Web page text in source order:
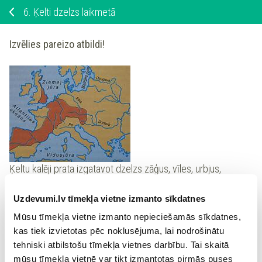
Uzdevumi.lv tīmekļa vietne izmanto sīkdatnes
Mūsu tīmekļa vietne izmanto nepieciešamās sīkdatnes,
kas tiek izvietotas pēc noklusējuma, lai nodrošinātu
tehniski atbilstošu tīmekļa vietnes darbību. Tai skaitā
mūsu tīmekļa vietnē var tikt izmantotas pirmās puses
6. Ķelti dzelzs laikmetā
Izvēlies pareizo atbildi!
Ķeltu kalēji prata izgatavot dzelzs zāģus, vīles, urbjus,
nē